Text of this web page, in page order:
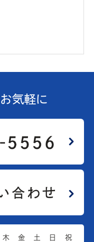
お気軽に
木 金 土 日 祝